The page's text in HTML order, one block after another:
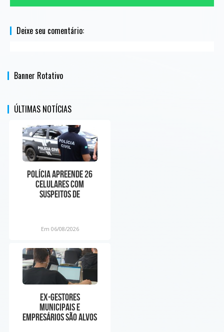
Deixe seu comentário:
Banner Rotativo
ÚLTIMAS NOTÍCIAS
Polícia apreende 26
celulares com
suspeitos de
Em 06/08/2026
Ex-gestores
municipais e
empresários são alvos